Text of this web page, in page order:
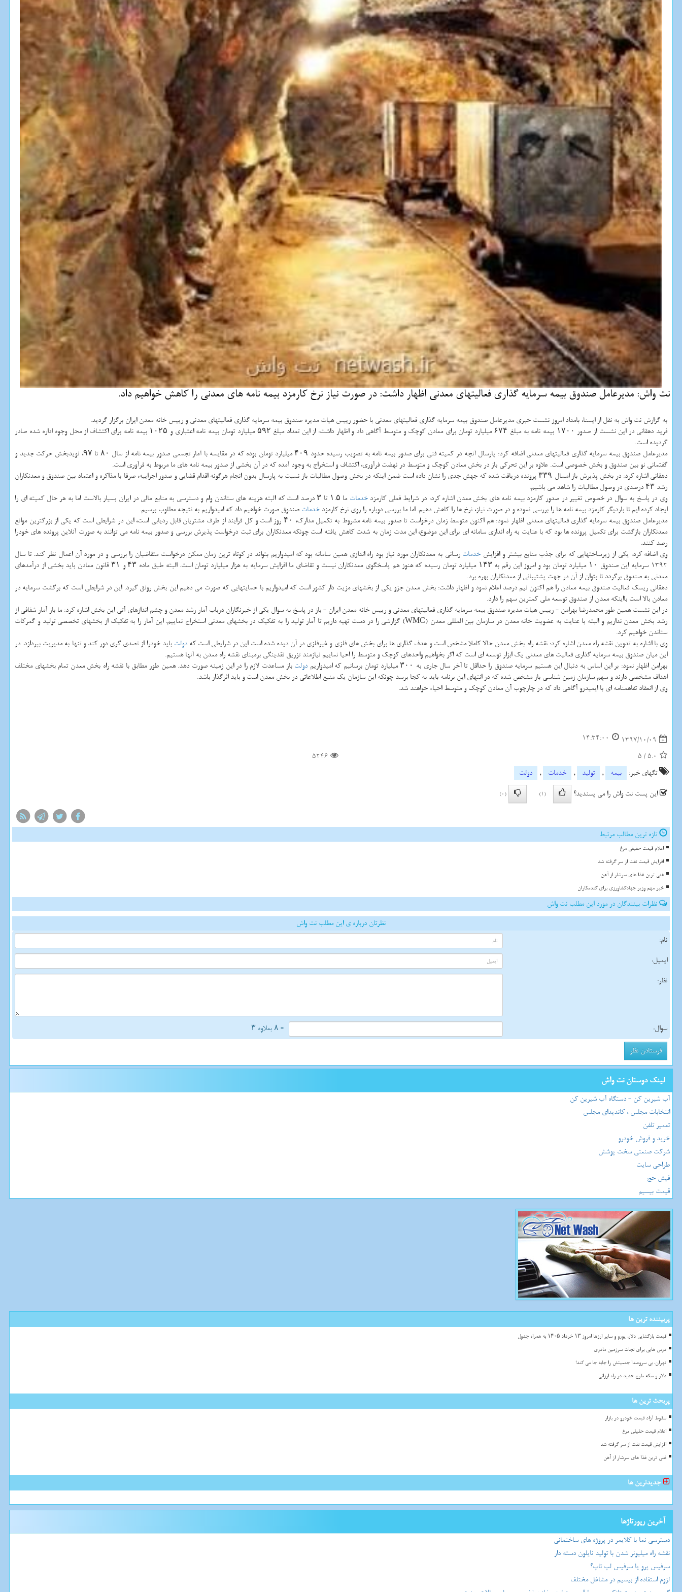
نت واش: مدیرعامل صندوق بیمه سرمایه گذاری فعالیتهای معدنی اظهار داشت: در صورت نیاز نرخ كارمزد بیمه نامه های معدنی را كاهش خواهیم داد.
به گزارش نت واش به نقل از ایسنا، بامداد امروز نشست خبری مدیرعامل صندوق بیمه سرمایه گذاری فعالیتهای معدنی با حضور رییس هیات مدیره صندوق بیمه سرمایه گذاری فعالیتهای معدنی و رییس خانه معدن ایران برگزار گردید.
فرید دهقانی در این نشست از صدور ۱۷۰۰ بیمه نامه به مبلغ ۶۷۴ میلیارد تومان برای معادن كوچك و متوسط آگاهی داد و اظهار داشت: از این تعداد مبلغ ۵۹۲ میلیارد تومان بیمه نامه اعتباری و ۱۰۲۵ بیمه نامه برای اكتشاف از محل وجوه اداره شده صادر
گردیده است.
مدیرعامل صندوق بیمه سرمایه گذاری فعالیتهای معدنی اضافه كرد: پارسال آنچه در كمیته فنی برای صدور بیمه نامه به تصویب رسیده حدود ۴۰۹ میلیارد تومان بوده كه در مقایسه با آمار تجمعی صدور بیمه نامه از سال ۸۰ تا ۹۷، نویدبخش حركت جدید و
گفتمانی نو بین صندوق و بخش خصوصی است. علاوه بر این تحركی باز در بخش معادن كوچك و متوسط در نهضت فرآوری، اكتشاف و استخراج به وجود آمده كه در آن بخشی از صدور بیمه نامه های ما مربوط به فرآوری است.
دهقانی اشاره كرد: در بخش پذیرش باز امسال ۳۳۹ پرونده دریافت شده كه جهش جدی را نشان داده است ضمن اینكه در بخش وصول مطالبات باز نسبت به پارسال بدون انجام هرگونه اقدام قضایی و صدور اجراییه، صرفا با مذاكره و اعتماد بین صندوق و معدنكاران
رشد ۴۳ درصدی در وصول مطالبات را شاهد می باشیم.
وی در پاسخ به سوال در خصوص تغییر در صدور كارمزد بیمه نامه های بخش معدن اشاره كرد: در شرایط فعلی كارمزدخدمات
ما ۱.۵ تا ۳ درصد است كه البته هزینه های ستاندن وام و دسترسی به منابع مالی در ایران بسیار بالاست اما به هر حال كمیته ای را
ایجاد كرده ایم تا باردیگر كارمزد بیمه نامه ها را بررسی نموده و در صورت نیاز، نرخ ها را كاهش دهیم. اما ما بررسی دوباره را روی نرخ كارمزد خدمات صندوق صورت خواهیم داد كه امیدواریم به نتیجه مطلوب برسیم.
مدیرعامل صندوق بیمه سرمایه گذاری فعالیتهای معدنی اظهار نمود: هم اكنون متوسط زمان درخواست تا صدور بیمه نامه مشروط به تكمیل مدارك، ۴۰ روز است و كل فرایند از طرف مشتریان قابل ردیابی است، این در شرایطی است كه یكی از بزرگترین موانع
معدنكاران بازگشت برای تكمیل پرونده ها بود كه با عنایت به راه اندازی سامانه ای برای این موضوع، این مدت زمان به شدت كاهش یافته است چونكه معدنكاران برای ثبت درخواست پذیرش بررسی و صدور بیمه نامه می توانند به صورت آنلاین پرونده های خودرا
رصد كنند.
وی اضافه كرد: یكی از زیرساختهایی كه برای جذب منابع بیشتر و افزایش خدمات رسانی به معدنكاران مورد نیاز بود راه اندازی همین سامانه بود كه امیدواریم بتواند در كوتاه ترین زمان ممكن درخواست متقاضیان را بررسی و در مورد آن اعمال نظر كند. تا سال
1392 سرمایه این صندوق ۱۰ میلیارد تومان بود و امروز این رقم به ۱۴۳ میلیارد تومان رسیده كه هنوز هم پاسخگوی معدنكاران نیست و تقاضای ما افزایش سرمایه به هزار میلیارد تومان است. البته طبق ماده ۴۳ و ۳۱ قانون معادن باید بخشی از درآمدهای
معدنی به صندوق برگردد تا بتوان از آن در جهت پشتیبانی از معدنكاران بهره برد.
دهقانی ریسك فعالیت صندوق بیمه معادن را هم اكنون نیم درصد اعلام نمود و اظهار داشت: بخش معدن جزو یكی از بخشهای مزیت دار كشور است كه امیدواریم با حمایتهایی كه صورت می دهیم این بخش رونق گیرد. این در شرایطی است كه برگشت سرمایه در
معادن بالا است بااینكه معدن از صندوق توسعه ملی كمترین سهم را دارد.
در این نشست همین طور محمدرضا بهرامن - رییس هیات مدیره صندوق بیمه سرمایه گذاری فعالیتهای معدنی و رییس خانه معدن ایران - باز در پاسخ به سوال یكی از خبرنگاران درباب آمار رشد معدن و چشم اندازهای آتی این بخش اشاره كرد: ما باز آمار شفافی از
رشد بخش معدن نداریم و البته با عنایت به عضویت خانه معدن در سازمان بین المللی معدن (WMC) گزارشی را در دست تهیه داریم تا آمار تولید را به تفكیك در بخشهای معدنی استخراج نماییم. این آمار را به تفكیك از بخشهای تخصصی تولید و گمركات
ستاندن خواهیم كرد.
وی با اشاره به تدوین نقشه راه معدن اشاره كرد: نقشه راه بخش معدن حالا كاملا مشخص است و هدف گذاری ها برای بخش های فلزی و غیرفلزی در آن دیده شده است این در شرایطی است كهدولت باید خودرا از تصدی گری دور كند و تنها به مدیریت بپردازد. در
این میان صندوق بیمه سرمایه گذاری فعالیت های معدنی یك ابزار توسعه ای است كه اگر بخواهیم واحدهای كوچك و متوسط را احیا نماییم نیازمند تزریق نقدینگی برمبنای نقشه راه معدن به آنها هستیم.
بهرامن اظهار نمود: بر این اساس به دنبال این هستیم سرمایه صندوق را حداقل تا آخر سال جاری به ۳۰۰ میلیارد تومان برسانیم كه امیدواریم
دولت باز مساعدت لازم را در این زمینه صورت دهد. همین طور مطابق با نقشه راه بخش معدن تمام بخشهای مختلف
اهداف مشخصی دارند و سهم سازمان زمین شناسی باز مشخص شده كه در انتهای این برنامه باید به كجا برسد چونكه این سازمان یك منبع اطلاعاتی در بخش معدن است و باید اثرگذار باشد.
وی از انعقاد تفاهمنامه ای با ایمیدرو آگاهی داد كه در چارچوب آن معادن كوچك و متوسط احیاء خواهند شد.
1397/10/09
14:34:00
5.0
/
5
5246
تگهای خبر:
بیمه , تولید , خدمات ,
دولت
این پست نت واش را می پسندید؟
(1)
(0)
تازه ترین مطالب مرتبط
اعلام قیمت حقیقی مرغ
افزایش قیمت نفت از سر گرفته شد
غنی ترین غذا های سرشار از آهن
خبر مهم وزیر جهادکشاورزی برای گندمکاران
نظرات بینندگان در مورد این مطلب نت واش
نظرتان درباره ی این مطلب نت واش
نام:
ایمیل:
نظر:
سوال: = ۸ بعلاوه ۳
لینک دوستان نت واش
آب شیرین کن - دستگاه آب شیرین کن
انتخابات مجلس ، کاندیدای مجلس
تعمیر تلفن
خرید و فروش خودرو
شرکت صنعتی سخت پوشش
طراحی سایت
فیش حج
قیمت بیسیم
پربیننده ترین ها
قیمت بازگشایی دلار، یورو و سایر ارزها امروز ۱۳ خرداد ۱۴۰۵ به همراه جدول
درس هایی برای نجات سرزمین مادری
تهران، بی سروصدا جمعیتش را جابه جا می کند!
دلار و سکه طرح جدید در راه ارزانی
پربحث ترین ها
سقوط آزاد قیمت خودرو در بازار
اعلام قیمت حقیقی مرغ
افزایش قیمت نفت از سر گرفته شد
غنی ترین غذا های سرشار از آهن
جدیدترین ها
آخرین رپورتاژها
دسترسی نما با کلایمر در پروژه های ساختمانی
نقشه راه میلیونر شدن با تولید نایلون دسته دار
سرفیس پرو یا سرفیس لپ تاپ؟
لزوم استفاده از بیسیم در مشاغل مختلف